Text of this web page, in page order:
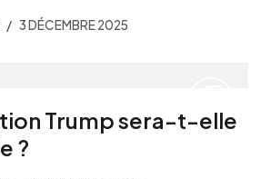
3 DÉCEMBRE 2025
Trump sera-t-elle
?